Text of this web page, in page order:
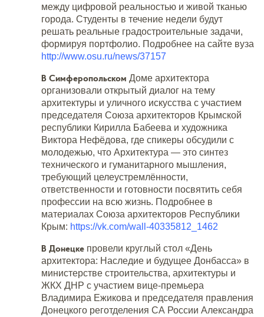
между цифровой реальностью и живой тканью
города. Студенты в течение недели будут
решать реальные градостроительные задачи,
формируя портфолио. Подробнее на сайте вуза
http://www.osu.ru/news/37157
В Симферопольском Доме архитектора
организовали открытый диалог на тему
архитектуры и уличного искусства с участием
председателя Союза архитекторов Крымской
республики Кирилла Бабеева и художника
Виктора Нефёдова, где спикеры обсудили с
молодежью, что Архитектура — это синтез
технического и гуманитарного мышления,
требующий целеустремлённости,
ответственности и готовности посвятить себя
профессии на всю жизнь. Подробнее в
материалах Союза архитекторов Республики
Крым: https://vk.com/wall-40335812_1462
В Донецке провели круглый стол «День
архитектора: Наследие и будущее Донбасса» в
министерстве строительства, архитектуры и
ЖКХ ДНР с участием вице-премьера
Владимира Ежикова и председателя правления
Донецкого реготделения СА России Александра